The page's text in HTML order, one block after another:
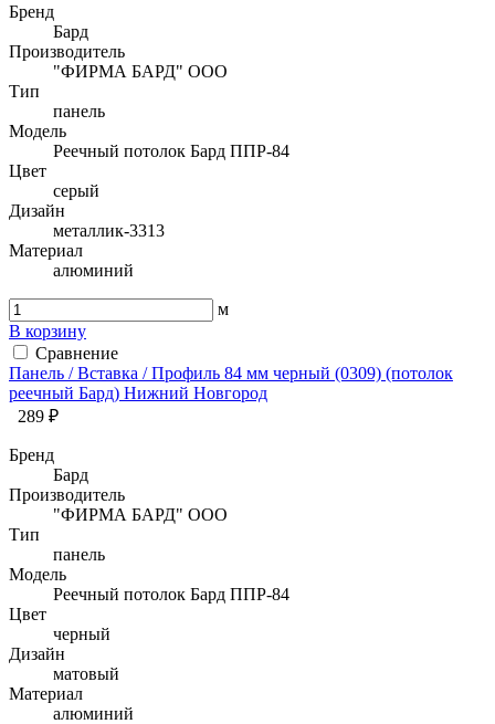
Бренд
Бард
Производитель
"ФИРМА БАРД" ООО
Тип
панель
Модель
Реечный потолок Бард ППР-84
Цвет
серый
Дизайн
металлик-3313
Материал
алюминий
м
В корзину
Сравнение
Панель / Вставка / Профиль 84 мм черный (0309) (потолок
реечный Бард) Нижний Новгород
289 ₽
Бренд
Бард
Производитель
"ФИРМА БАРД" ООО
Тип
панель
Модель
Реечный потолок Бард ППР-84
Цвет
черный
Дизайн
матовый
Материал
алюминий